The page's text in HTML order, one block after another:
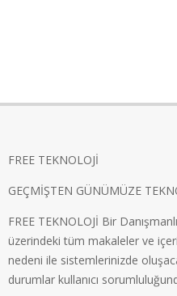
FREE TEKNOLOJİ
GEÇMİŞTEN GÜNÜMÜZE
FREE TEKNOLOJİ Bir
üzerindeki tüm makaleler ve
nedeni ile sistemlerinizde
durumlar kullanıcı